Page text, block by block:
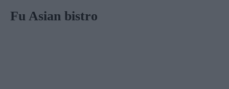
Fu Asian bistro